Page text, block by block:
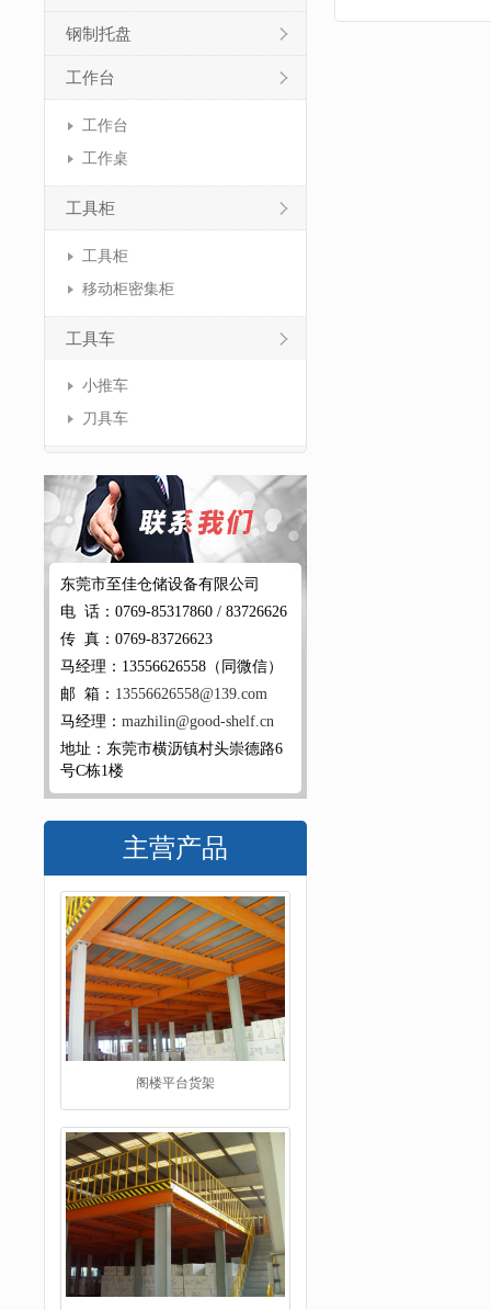
钢制托盘
工作台
工作台
工作桌
工具柜
工具柜
移动柜密集柜
工具车
小推车
刀具车
东莞市至佳仓储设备有限公司
电 话：0769-85317860 / 83726626
传 真：0769-83726623
马经理：13556626558（同微信）
邮 箱： 13556626558@139.com
马经理： mazhilin@good-shelf.cn
地址：东莞市横沥镇村头崇德路6
号C栋1楼
主营产品
工字钢阁楼货架